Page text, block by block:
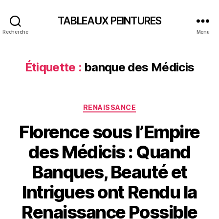
Recherche
TABLEAUX PEINTURES
Menu
Étiquette : banque des Médicis
Catégories
RENAISSANCE
Florence sous l’Empire
des Médicis : Quand
Banques, Beauté et
Intrigues ont Rendu la
Renaissance Possible